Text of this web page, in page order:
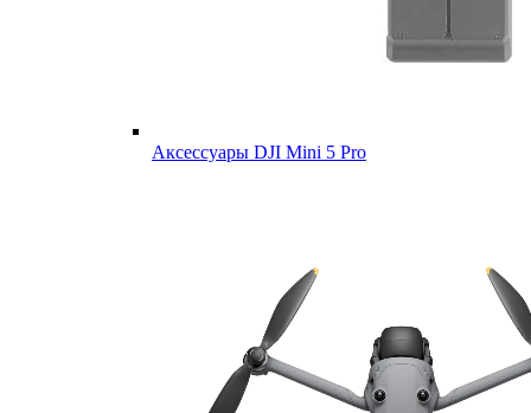
Аксессуары DJI Mini 5 Pro